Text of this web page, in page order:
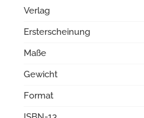
Verlag
Ersterscheinung
Maße
Gewicht
Format